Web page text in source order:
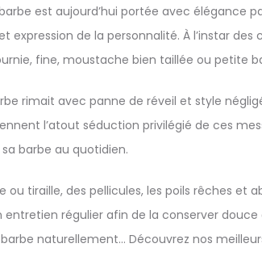
est aujourd’hui portée avec élégance
expression de la personnalité. À l’instar
fine, moustache bien taillée ou petite
rimait avec panne de réveil et style
l’atout séduction privilégié de ces
barbe au quotidien.
ou tiraille, des pellicules, les poils rêches et
régulier afin de la conserver douce
naturellement… Découvrez nos